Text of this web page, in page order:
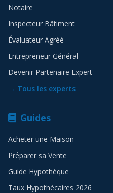
Notaire
Inspecteur Bâtiment
Évaluateur Agréé
Entrepreneur Général
Devenir Partenaire Expert
→ Tous les experts
Guides
Acheter une Maison
Préparer sa Vente
Guide Hypothèque
Taux Hypothécaires 2026